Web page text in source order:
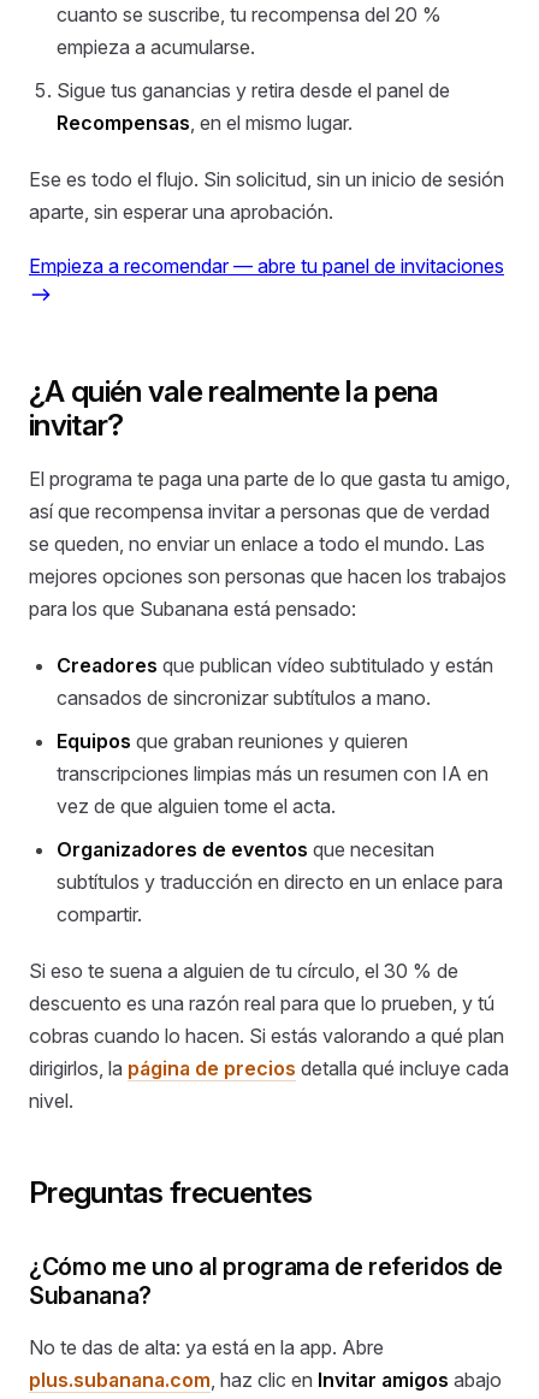
cuanto se suscribe, tu recompensa del 20 %
empieza a acumularse.
Sigue tus ganancias y retira desde el panel de
Recompensas , en el mismo lugar.
Ese es todo el flujo. Sin solicitud, sin un inicio de sesión
aparte, sin esperar una aprobación.
Empieza a recomendar — abre tu panel de invitaciones
¿A quién vale realmente la pena
invitar?
El programa te paga una parte de lo que gasta tu amigo,
así que recompensa invitar a personas que de verdad
se queden, no enviar un enlace a todo el mundo. Las
mejores opciones son personas que hacen los trabajos
para los que Subanana está pensado:
Creadores que publican vídeo subtitulado y están
cansados de sincronizar subtítulos a mano.
Equipos que graban reuniones y quieren
transcripciones limpias más un resumen con IA en
vez de que alguien tome el acta.
Organizadores de eventos que necesitan
subtítulos y traducción en directo en un enlace para
compartir.
Si eso te suena a alguien de tu círculo, el 30 % de
descuento es una razón real para que lo prueben, y tú
cobras cuando lo hacen. Si estás valorando a qué plan
dirigirlos, la página de precios detalla qué incluye cada
nivel.
Preguntas frecuentes
¿Cómo me uno al programa de referidos de
Subanana?
No te das de alta: ya está en la app. Abre
plus.subanana.com, haz clic en Invitar amigos abajo